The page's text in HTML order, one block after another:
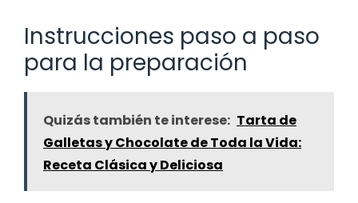
Instrucciones paso a paso
para la preparación
Quizás también te interese: Tarta de
Galletas y Chocolate de Toda la Vida:
Receta Clásica y Deliciosa